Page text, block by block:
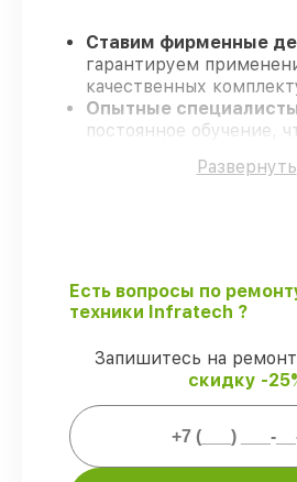
Ставим фирменные
гарантируем
качественных
Опытные
постоянное обучение,
виды ремонта
гарантией Infratech.
Мы гарантируем:
работ проводим
90%
комплектующих
Развернуть
Есть вопросы по
техники Infratech ?
Запишитесь на
скидку -